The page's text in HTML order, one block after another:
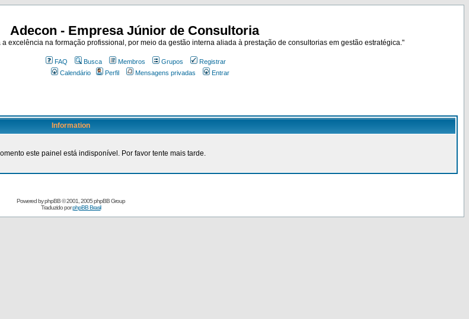
Adecon - Empresa Júnior de Consultoria
excelência na formação profissional, por meio da gestão interna aliada à prestação de consultorias em gestão estratégica."
FAQ Busca Membros Grupos
Registrar
Calendário
Perfil Mensagens privadas Entrar
Information
este painel está indisponível. Por favor tente mais tarde.
Powered byphpBB© 2001, 2005 phpBB Group
Traduzido porphpBB Brasil